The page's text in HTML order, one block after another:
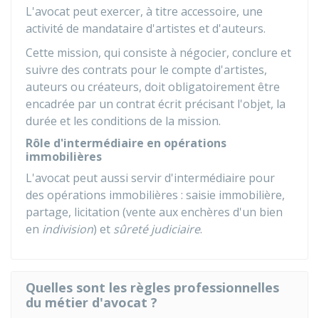
L'avocat peut exercer, à titre accessoire, une
activité de mandataire d'artistes et d'auteurs.
Cette mission, qui consiste à négocier, conclure et
suivre des contrats pour le compte d'artistes,
auteurs ou créateurs, doit obligatoirement être
encadrée par un contrat écrit précisant l'objet, la
durée et les conditions de la mission.
Rôle d'intermédiaire en opérations
immobilières
L'avocat peut aussi servir d'intermédiaire pour
des opérations immobilières : saisie immobilière,
partage, licitation (vente aux enchères d'un bien
en indivision) et sûreté judiciaire.
Quelles sont les règles professionnelles
du métier d'avocat ?